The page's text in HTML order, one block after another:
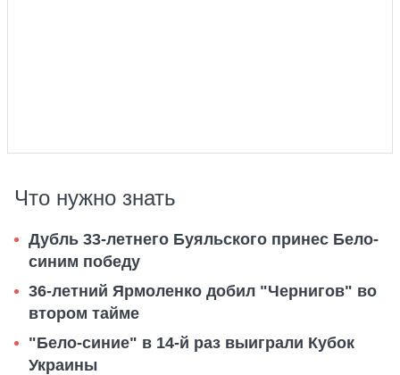
Что нужно знать
Дубль 33-летнего Буяльского принес Бело-
синим победу
36-летний Ярмоленко добил "Чернигов" во
втором тайме
"Бело-синие" в 14-й раз выиграли Кубок
Украины